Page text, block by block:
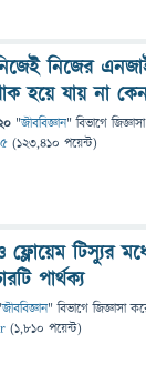
নিজের
হয়ে যায় না
"জীববিজ্ঞান" বিভাগে
(123,410 পয়েন্ট)
টিস্যুর
পার্থক্য
জীববিজ্ঞান" বিভাগে জিজ্ঞাসা
(1,810 পয়েন্ট)